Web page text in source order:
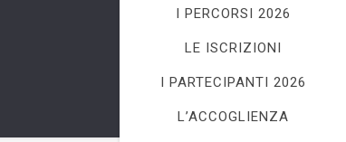
I PERCORSI 2026
LE ISCRIZIONI
I PARTECIPANTI 2026
L’ACCOGLIENZA